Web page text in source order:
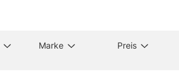
Marke Preis